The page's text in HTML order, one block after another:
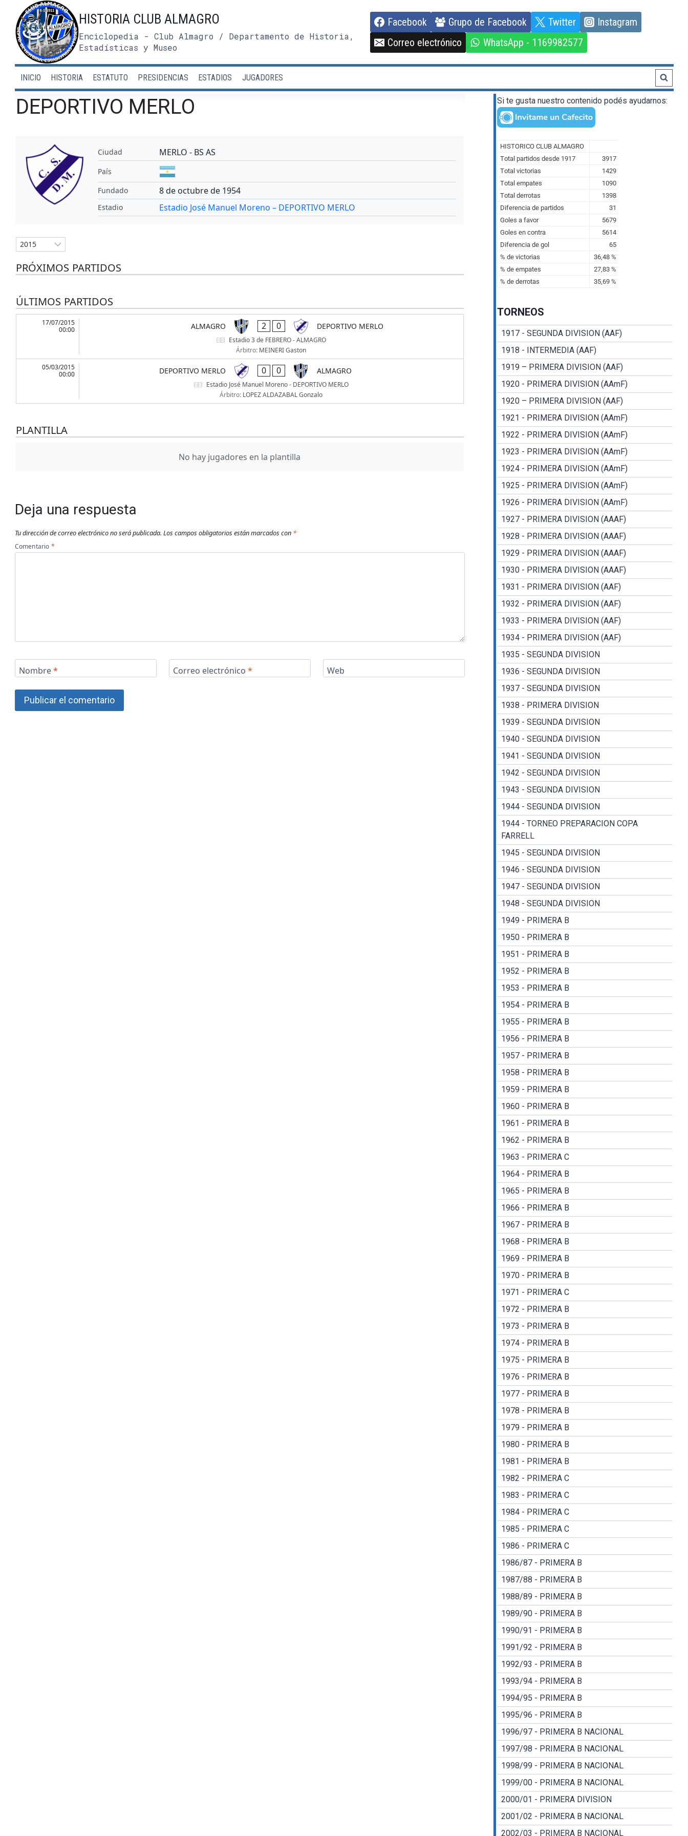
contenido
HISTORIA CLUB ALMAGRO
Enciclopedia - Club Almagro / Departamento de Historia,
Estadísticas y Museo
Facebook Grupo de Facebook Twitter
Instagram
Correo electrónico
WhatsApp - 1169982577
INICIO HISTORIA ESTATUTO PRESIDENCIAS ESTADIOS JUGADORES
DEPORTIVO MERLO
Ciudad MERLO - BS AS
País
Fundado
8 de octubre de 1954
Estadio Estadio José Manuel Moreno – DEPORTIVO MERLO
PRÓXIMOS PARTIDOS
ÚLTIMOS PARTIDOS
17/07/2015
00:00
ALMAGRO 2 0 DEPORTIVO MERLO
Estadio 3 de FEBRERO - ALMAGRO
Árbitro: MEINERI Gaston
05/03/2015
00:00
DEPORTIVO MERLO 0 0 ALMAGRO
Estadio José Manuel Moreno - DEPORTIVO MERLO
Árbitro: LOPEZ ALDAZABAL Gonzalo
PLANTILLA
No hay jugadores en la plantilla
Deja una respuesta
Tu dirección de correo electrónico no será publicada. Los campos obligatorios están marcados con *
Comentario *
Nombre* Correo electrónico * Web
Si te gusta nuestro contenido podés ayudarnos:
TORNEOS
1917 - SEGUNDA DIVISION (AAF)
1918 - INTERMEDIA (AAF)
1919 – PRIMERA DIVISION (AAF)
1920 - PRIMERA DIVISION (AAmF)
1920 – PRIMERA DIVISION (AAF)
1921 - PRIMERA DIVISION (AAmF)
1922 - PRIMERA DIVISION (AAmF)
1923 - PRIMERA DIVISION (AAmF)
1924 - PRIMERA DIVISION (AAmF)
1925 - PRIMERA DIVISION (AAmF)
1926 - PRIMERA DIVISION (AAmF)
1927 - PRIMERA DIVISION (AAAF)
1928 - PRIMERA DIVISION (AAAF)
1929 - PRIMERA DIVISION (AAAF)
1930 - PRIMERA DIVISION (AAAF)
1931 - PRIMERA DIVISION (AAF)
1932 - PRIMERA DIVISION (AAF)
1933 - PRIMERA DIVISION (AAF)
1934 - PRIMERA DIVISION (AAF)
1935 - SEGUNDA DIVISION
1936 - SEGUNDA DIVISION
1937 - SEGUNDA DIVISION
1938 - PRIMERA DIVISION
1939 - SEGUNDA DIVISION
1940 - SEGUNDA DIVISION
1941 - SEGUNDA DIVISION
1942 - SEGUNDA DIVISION
1943 - SEGUNDA DIVISION
1944 - SEGUNDA DIVISION
1944 - TORNEO PREPARACION COPA
FARRELL
1945 - SEGUNDA DIVISION
1946 - SEGUNDA DIVISION
1947 - SEGUNDA DIVISION
1948 - SEGUNDA DIVISION
1949 - PRIMERA B
1950 - PRIMERA B
1951 - PRIMERA B
1952 - PRIMERA B
1953 - PRIMERA B
1954 - PRIMERA B
1955 - PRIMERA B
1956 - PRIMERA B
1957 - PRIMERA B
1958 - PRIMERA B
1959 - PRIMERA B
1960 - PRIMERA B
1961 - PRIMERA B
1962 - PRIMERA B
1963 - PRIMERA C
1964 - PRIMERA B
1965 - PRIMERA B
1966 - PRIMERA B
1967 - PRIMERA B
1968 - PRIMERA B
1969 - PRIMERA B
1970 - PRIMERA B
1971 - PRIMERA C
1972 - PRIMERA B
1973 - PRIMERA B
1974 - PRIMERA B
1975 - PRIMERA B
1976 - PRIMERA B
1977 - PRIMERA B
1978 - PRIMERA B
1979 - PRIMERA B
1980 - PRIMERA B
1981 - PRIMERA B
1982 - PRIMERA C
1983 - PRIMERA C
1984 - PRIMERA C
1985 - PRIMERA C
1986 - PRIMERA C
1986/87 - PRIMERA B
1987/88 - PRIMERA B
1988/89 - PRIMERA B
1989/90 - PRIMERA B
1990/91 - PRIMERA B
1991/92 - PRIMERA B
1992/93 - PRIMERA B
1993/94 - PRIMERA B
1994/95 - PRIMERA B
1995/96 - PRIMERA B
1996/97 - PRIMERA B NACIONAL
1997/98 - PRIMERA B NACIONAL
1998/99 - PRIMERA B NACIONAL
1999/00 - PRIMERA B NACIONAL
2000/01 - PRIMERA DIVISION
2001/02 - PRIMERA B NACIONAL
2002/03 - PRIMERA B NACIONAL